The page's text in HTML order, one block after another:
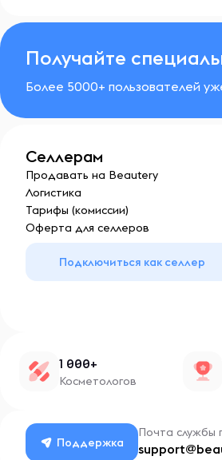
Получайте
Более 5000+ пользователей
Селлерам
Продавать на Beautery
Логистика
Тарифы (комиссии)
Оферта для селлеров
Подключиться как селлер
1 000+
Косметологов
Поддержка
Почта службы